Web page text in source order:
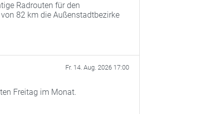
Radrouten für den
82 km die Außenstadtbezirke
Fr. 14. Aug. 2026 17:00
Freitag im Monat.